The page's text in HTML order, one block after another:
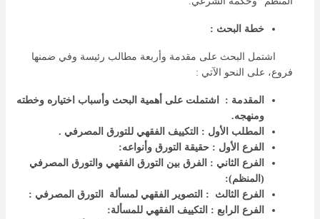
خطة البحث :
اشتمل البحث على مقدمة وأربعة مطالب رئيسة وفي ضمنها
فروع، على النحو الآتي :
المقدمة :
اشتملت على أهمية البحث وأسباب اختياره وخطته
ومنهجه.
المطلب الأول : التكييف الفقهي للتورق المصرفي .
الفرع الأول : حقيقة التورق وأنواعه:
الفرع الثاني : الفرق بين التورق الفقهي والتورق المصرفي
(المنظم):
الفرع الثالث : التصوير الفقهي لمسألة التورق المصرفي :
الفرع الرابع : التكييف الفقهي للمسألة: